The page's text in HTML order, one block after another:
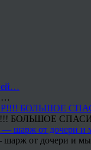
БОЛЬШОЕ
шарж от дочери и